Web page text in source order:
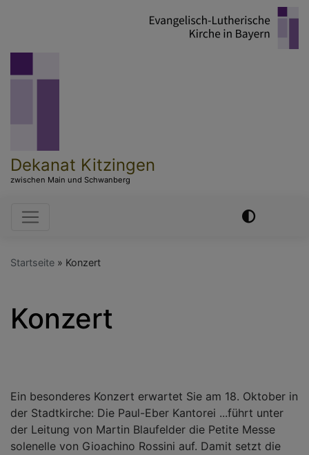
Dekanat Kitzingen
zwischen Main und Schwanberg
Hauptnavigation
Startseite Konzert
Konzert
Ein besonderes Konzert erwartet Sie am 18. Oktober in
der Stadtkirche: Die Paul-Eber Kantorei ...führt unter
der Leitung von Martin Blaufelder die Petite Messe
solenelle von Gioachino Rossini auf. Damit setzt die